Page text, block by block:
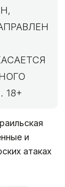
и
атаках